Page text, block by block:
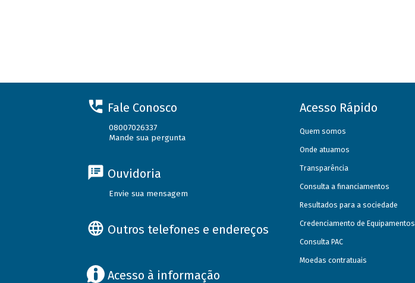
Fale Conosco
08007026337
Mande sua pergunta
Ouvidoria
Envie sua mensagem
Outros telefones e endereços
Acesso à informação
Acesso Rápido
Quem somos
Onde atuamos
Transparência
Consulta a financiamentos
Resultados para a sociedade
Credenciamento de Equipamentos
Consulta PAC
Moedas contratuais